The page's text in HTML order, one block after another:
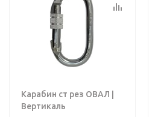
Карабин ст рез ОВАЛ |
Вертикаль